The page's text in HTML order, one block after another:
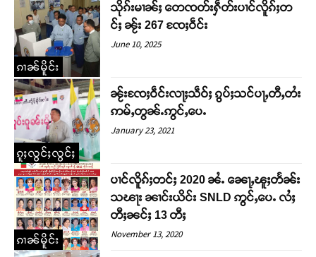
ၵၢၼ်မိူင်း
သိုၵ်းမၢၼ်ႈ တေၸတ်းႁဵတ်းပၢင်လိူၵ်ႈတ
င်ႈ ၼႂ်း 267 ၸႄႈဝဵင်း
June 10, 2025
ၵူႈလွင်ႈလွင်ႈ
ၼႂ်းၸႄႈဝဵင်းလႃႈသဵဝ်ႈ ၵွပ်ႈသင်ပႃႇတီႇတႆး
ဢမ်ႇတွၼ်ႉဢွင်ႇပေႉ
January 23, 2021
ၵၢၼ်မိူင်း
ပၢင်လိူၵ်ႈတင်ႈ 2020 ၼႆႉ ၼေႃႇၽူႈတႅၼ်း
သၽႃး ၼၢင်းယိင်း SNLD ဢွင်ႇပေႉ လႆႈ
တီႈၼင်ႈ 13 တီႈ
November 13, 2020